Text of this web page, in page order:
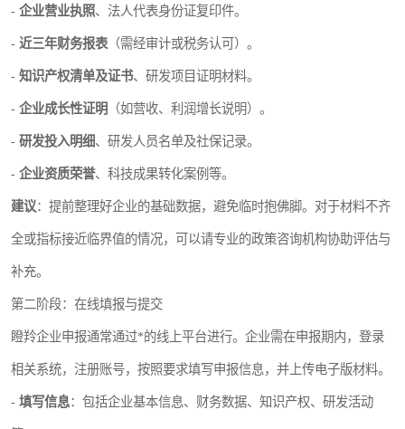
- 企业营业执照、法人代表身份证复印件。
- 近三年财务报表 （需经审计或税务认可）。
- 知识产权清单及证书、研发项目证明材料。
- 企业成长性证明 （如营收、利润增长说明）。
- 研发投入明细、研发人员名单及社保记录。
- 企业资质荣誉、科技成果转化案例等。
建议：提前整理好企业的基础数据，避免临时抱佛脚。对于材料不齐
全或指标接近临界值的情况，可以请专业的政策咨询机构协助评估与
补充。
第二阶段：在线填报与提交
瞪羚企业申报通常通过*的线上平台进行。企业需在申报期内，登录
相关系统，注册账号，按照要求填写申报信息，并上传电子版材料。
- 填写信息：包括企业基本信息、财务数据、知识产权、研发活动